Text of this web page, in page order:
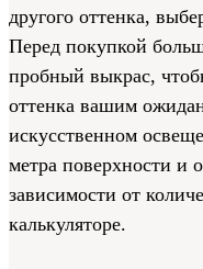
другого оттенка,
Перед покупкой
пробный выкрас,
оттенка вашим
искусственном
метра поверхности и
зависимости от
калькуляторе.